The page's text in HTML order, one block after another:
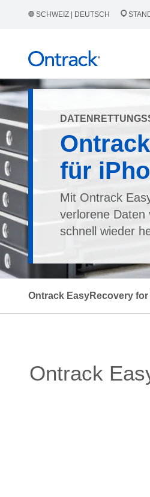
SCHWEIZ | DEUTSCH
für
Mit Ontrack
verlorene Daten
schnell wieder
Ontrack EasyRecovery
Ontrack